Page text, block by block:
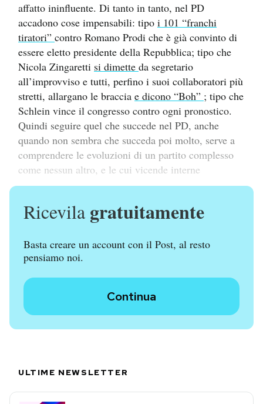
affatto ininfluente. Di tanto in tanto, nel PD
accadono cose impensabili: tipo i 101 “franchi
tiratori” contro Romano Prodi che è già convinto di
essere eletto presidente della Repubblica; tipo che
Nicola Zingaretti si dimette da segretario
all’improvviso e tutti, perfino i suoi collaboratori più
stretti, allargano le braccia e dicono “Boh” ; tipo che
Schlein vince il congresso contro ogni pronostico.
Quindi seguire quel che succede nel PD, anche
quando non sembra che succeda poi molto, serve a
comprendere le evoluzioni di un partito complesso
come nessun altro, e le cui vicende interne
Ricevila gratuitamente
Basta creare un account con il Post, al resto
pensiamo noi.
Continua
ULTIME NEWSLETTER